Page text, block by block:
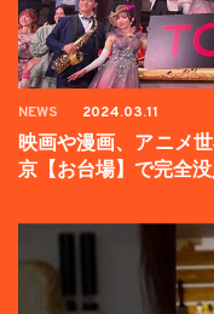
NEWS 2024.03.11
映画や漫画、アニメ
京【お台場】で完全